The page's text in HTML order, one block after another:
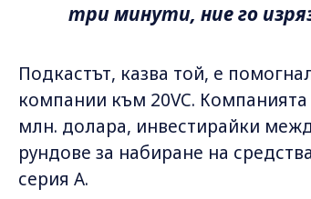
три минути, ние го
Подкастът, казва той, е
компании към 20VC.
млн. долара, инвестирайки
рундове за набиране на
серия А.